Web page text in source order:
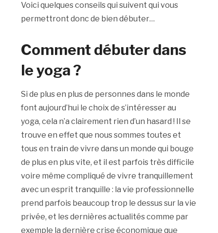
Voici quelques conseils qui suivent qui vous
permettront donc de bien débuter…
Comment débuter dans
le yoga ?
Si de plus en plus de personnes dans le monde
font aujourd’hui le choix de s’intéresser au
yoga, cela n’a clairement rien d’un hasard ! Il se
trouve en effet que nous sommes toutes et
tous en train de vivre dans un monde qui bouge
de plus en plus vite, et il est parfois très difficile
voire même compliqué de vivre tranquillement
avec un esprit tranquille : la vie professionnelle
prend parfois beaucoup trop le dessus sur la vie
privée, et les dernières actualités comme par
exemple la dernière crise économique que